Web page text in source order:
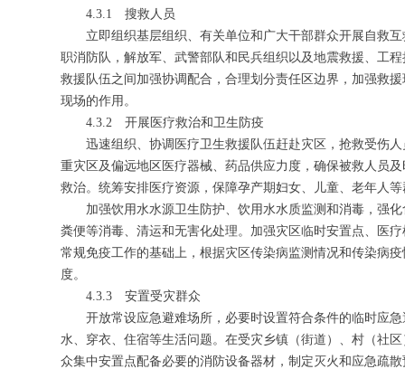
4.3.1 搜救人员
立即组织基层组织、有关单位和广大干部群众开展自救
职消防队，解放军、武警部队和民兵组织以及地震救援、工
救援队伍之间加强协调配合，合理划分责任区边界，加强救
现场的作用。
4.3.2 开展医疗救治和卫生防疫
迅速组织、协调医疗卫生救援队伍赶赴灾区，抢救受伤
重灾区及偏远地区医疗器械、药品供应力度，确保被救人员
救治。统筹安排医疗资源，保障孕产期妇女、儿童、老年人
加强饮用水水源卫生防护、饮用水水质监测和消毒，强
粪便等消毒、清运和无害化处理。加强灾区临时安置点、医
常规免疫工作的基础上，根据灾区传染病监测情况和传染病
度。
4.3.3 安置受灾群众
开放常设应急避难场所，必要时设置符合条件的临时应
水、穿衣、住宿等生活问题。在受灾乡镇（街道）、村（社
众集中安置点配备必要的消防设备器材，制定灭火和应急疏